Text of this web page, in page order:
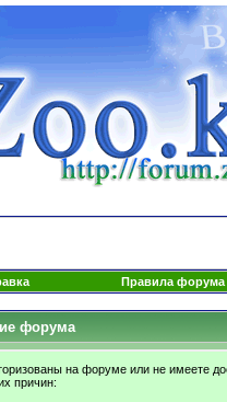
Правила форума
форума
на форуме или не имеете
причин: